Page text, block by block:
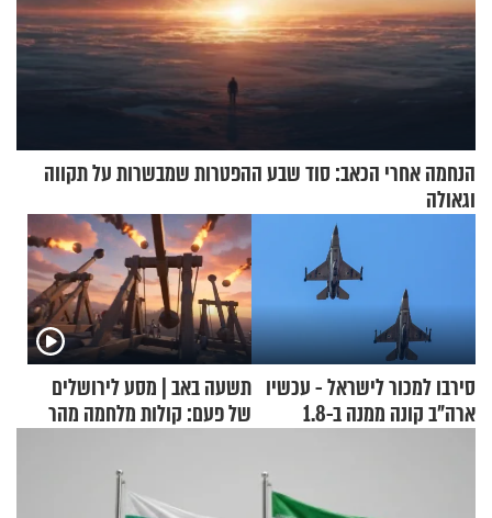
הנחמה אחרי הכאב: סוד שבע ההפטרות שמבשרות על תקווה
וגאולה
סירבו למכור לישראל - עכשיו
ארה"ב קונה ממנה ב-1.8
תשעה באב | מסע לירושלים
של פעם: קולות מלחמה מהר